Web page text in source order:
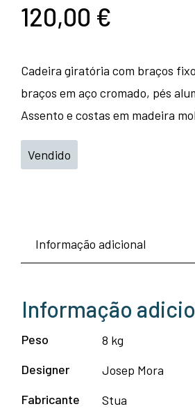
120,00 €
Cadeira giratória com braços
braços em aço cromado, pés
Assento e costas em madeira
Vendido
Informação adicional
Informação
Peso
8 kg
Designer
Josep Mora
Fabricante
Stua